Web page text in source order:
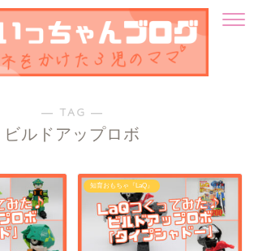
― TAG ―
ビルドアップロボ
知育おもちゃ『LaQ』